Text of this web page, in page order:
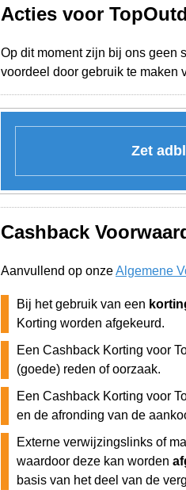
Acties voor
Op dit moment zijn bij ons geen
voordeel door gebruik te maken
Zet
Cashback
Aanvullend op onzeAlgemene
Bij het gebruik van een
Korting worden afgekeurd.
Een Cashback Korting voor
(goede) reden of oorzaak.
Een Cashback Korting voor
en de afronding van de
Externe verwijzingslinks of
waardoor deze kan worden
basis van het deel van de